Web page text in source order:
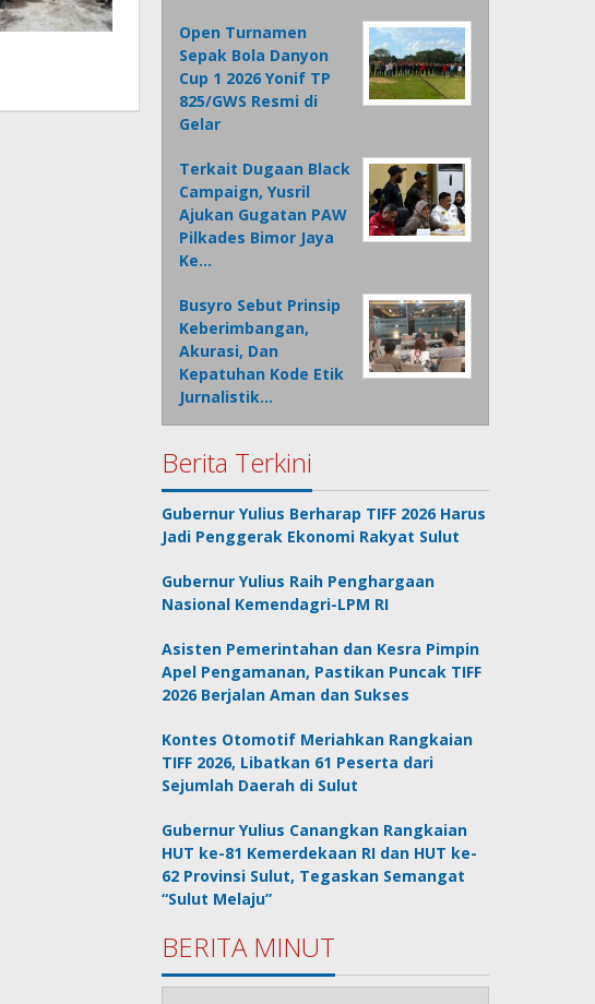
Open Turnamen
Sepak Bola Danyon
Cup 1 2026 Yonif TP
825/GWS Resmi di
Gelar
Terkait Dugaan Black
Campaign, Yusril
Ajukan Gugatan PAW
Pilkades Bimor Jaya
Ke…
Busyro Sebut Prinsip
Keberimbangan,
Akurasi, Dan
Kepatuhan Kode Etik
Jurnalistik…
Berita Terkini
Gubernur Yulius Berharap TIFF 2026 Harus
Jadi Penggerak Ekonomi Rakyat Sulut
Gubernur Yulius Raih Penghargaan
Nasional Kemendagri-LPM RI
Asisten Pemerintahan dan Kesra Pimpin
Apel Pengamanan, Pastikan Puncak TIFF
2026 Berjalan Aman dan Sukses
Kontes Otomotif Meriahkan Rangkaian
TIFF 2026, Libatkan 61 Peserta dari
Sejumlah Daerah di Sulut
Gubernur Yulius Canangkan Rangkaian
HUT ke-81 Kemerdekaan RI dan HUT ke-
62 Provinsi Sulut, Tegaskan Semangat
“Sulut Melaju”
BERITA MINUT